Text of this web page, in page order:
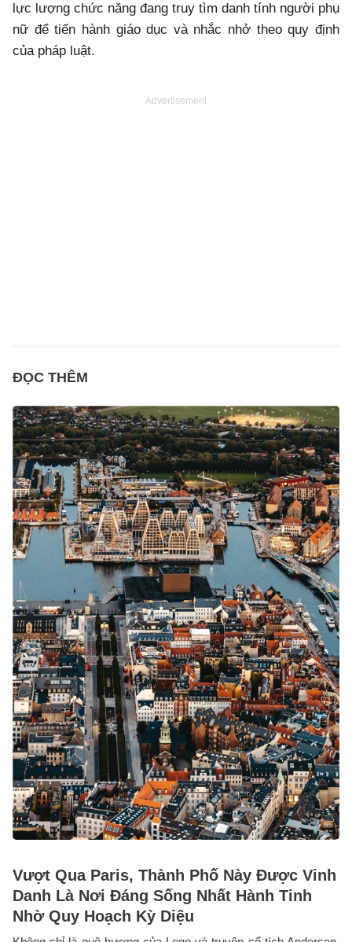
lực lượng chức năng đang truy tìm danh tính người phụ
nữ để tiến hành giáo dục và nhắc nhở theo quy định
của pháp luật.
Advertisement
ĐỌC THÊM
Vượt Qua Paris, Thành Phố Này Được Vinh
Danh Là Nơi Đáng Sống Nhất Hành Tinh
Nhờ Quy Hoạch Kỳ Diệu